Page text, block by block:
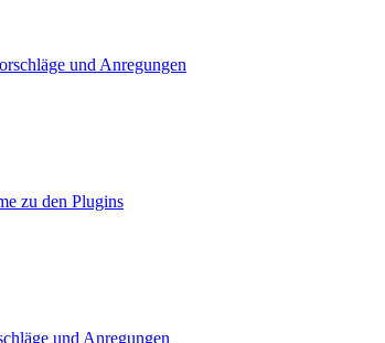
und Anregungen
zu den Plugins
und Anregungen